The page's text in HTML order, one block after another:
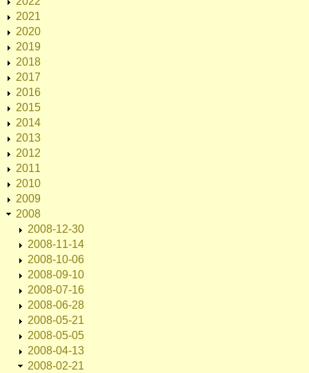
2021
2020
2019
2018
2017
2016
2015
2014
2013
2012
2011
2010
2009
2008
2008-12-30
2008-11-14
2008-10-06
2008-09-10
2008-07-16
2008-06-28
2008-05-21
2008-05-05
2008-04-13
2008-02-21